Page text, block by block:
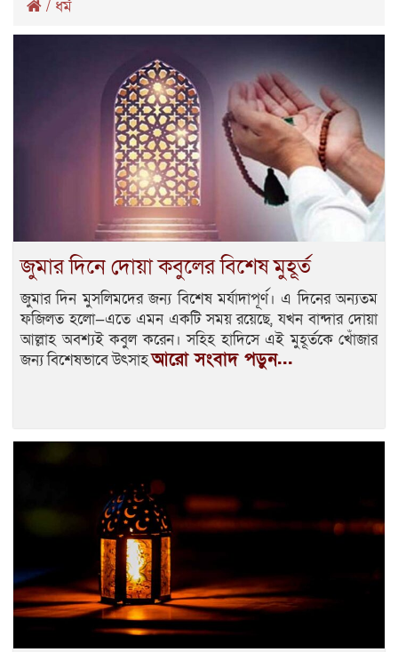
/ ধর্ম
জুমার দিনে দোয়া কবুলের বিশেষ মুহূর্ত
জুমার দিন মুসলিমদের জন্য বিশেষ মর্যাদাপূর্ণ। এ দিনের অন্যতম
ফজিলত হলো—এতে এমন একটি সময় রয়েছে, যখন বান্দার দোয়া
আল্লাহ অবশ্যই কবুল করেন। সহিহ হাদিসে এই মুহূর্তকে খোঁজার
জন্য বিশেষভাবে উৎসাহআরো সংবাদ পড়ুন...